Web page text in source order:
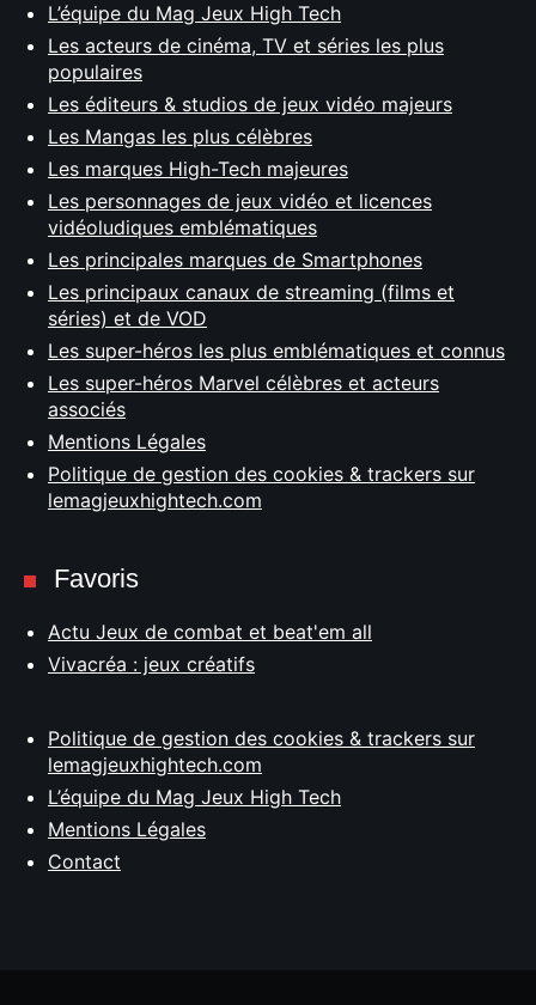
L’équipe du Mag Jeux High Tech
Les acteurs de cinéma, TV et séries les plus
populaires
Les éditeurs & studios de jeux vidéo majeurs
Les Mangas les plus célèbres
Les marques High-Tech majeures
Les personnages de jeux vidéo et licences
vidéoludiques emblématiques
Les principales marques de Smartphones
Les principaux canaux de streaming (films et
séries) et de VOD
Les super-héros les plus emblématiques et connus
Les super-héros Marvel célèbres et acteurs
associés
Mentions Légales
Politique de gestion des cookies & trackers sur
lemagjeuxhightech.com
Favoris
Actu Jeux de combat et beat'em all
Vivacréa : jeux créatifs
Politique de gestion des cookies & trackers sur
lemagjeuxhightech.com
L’équipe du Mag Jeux High Tech
Mentions Légales
Contact